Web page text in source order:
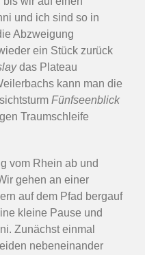
und ich sind so in
Abzweigung
ein Stück zurück
das Plateau
kann man die
Fünfseenblick
Traumschleife
vom Rhein ab und
gehen an einer
auf dem Pfad bergauf
kleine Pause und
Zunächst einmal
nebeneinander